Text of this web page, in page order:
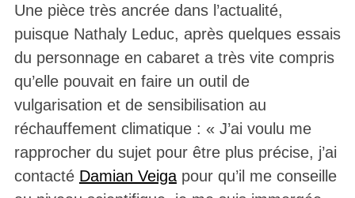
Une pièce très ancrée dans l’actualité,
puisque Nathaly Leduc, après quelques essais
du personnage en cabaret a très vite compris
qu’elle pouvait en faire un outil de
vulgarisation et de sensibilisation au
réchauffement climatique : « J’ai voulu me
rapprocher du sujet pour être plus précise, j’ai
contacté Damian Veigapour qu’il me conseille